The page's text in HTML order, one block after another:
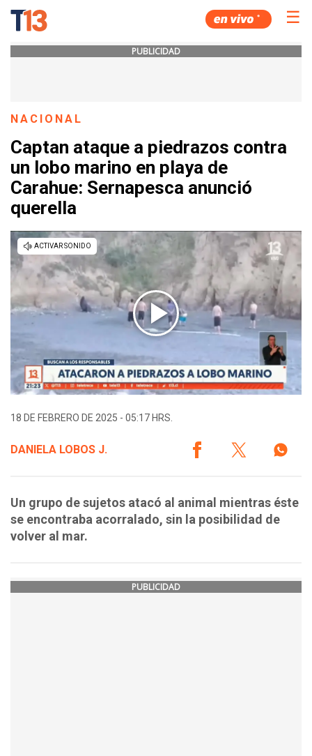
☰
PUBLICIDAD
NACIONAL
Captan ataque a piedrazos contra
un lobo marino en playa de
Carahue: Sernapesca anunció
querella
18 DE FEBRERO DE 2025 - 05:17 HRS.
DANIELA LOBOS J.
Un grupo de sujetos atacó al animal mientras éste
se encontraba acorralado, sin la posibilidad de
volver al mar.
PUBLICIDAD